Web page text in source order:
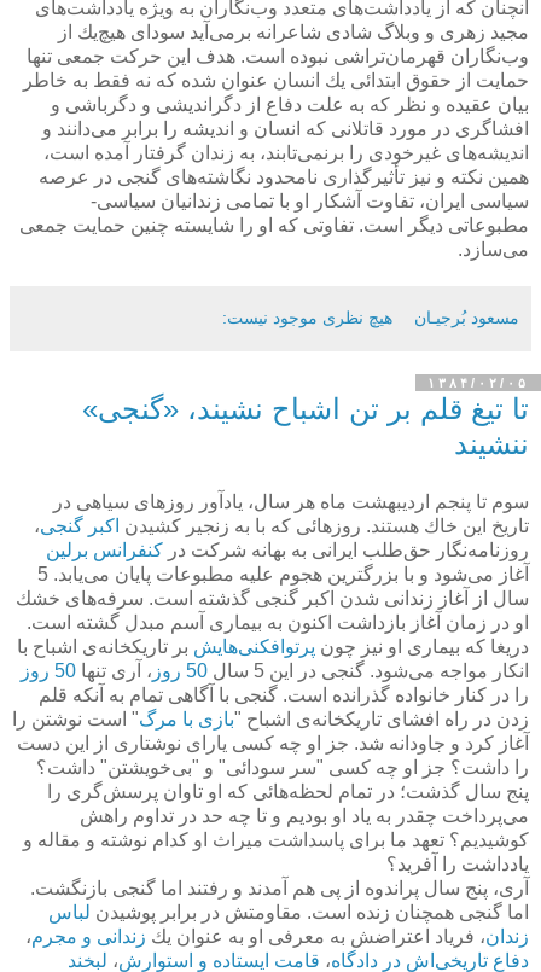
آنچنان كه از یادداشت‌های متعدد وب‌نگاران به ویژه یادداشت‌های
مجید زهری و وبلاگ شادی شاعرانه برمی‌آید سودای هیچ‌یك از
وب‌نگاران قهرمان‌تراشی نبوده است. هدف این حركت جمعی تنها
حمایت از حقوق ابتدائی یك انسان عنوان شده كه نه فقط به خاطر
بیان عقیده و نظر كه به علت دفاع از دگراندیشی و دگرباشی و
افشاگری در مورد قاتلانی كه انسان و اندیشه را برابر می‌دانند و
اندیشه‌های غیرخودی را برنمی‌تابند، به زندان گرفتار آمده است،
همین نكته و نیز تأثیرگذاری نامحدود نگاشته‌های گنجی در عرصه
سیاسی ایران، تفاوت آشكار او با تمامی زندانیان سیاسی-
مطبوعاتی دیگر است. تفاوتی كه او را شایسته چنین حمایت جمعی
می‌سازد.
مسعود بُرجيـان هیچ نظری موجود نیست:
۱۳۸۴/۰۲/۰۵
تا تیغ قلم بر تن اشباح نشیند، «گنجی»
ننشیند
سوم تا پنجم اردیبهشت ماه هر سال، یادآور روزهای سیاهی در
تاریخ این خاك هستند. روزهائی كه با به زنجیر كشیدن اكبر گنجی،
روزنامه‌نگار حق‌طلب ایرانی به بهانه شركت در كنفرانس برلین
آغاز می‌شود و با بزرگترین هجوم علیه مطبوعات پایان می‌یابد. 5
سال از آغاز زندانی شدن اكبر گنجی گذشته است. سرفه‌های خشك
او در زمان آغاز بازداشت اكنون به بیماری آسم مبدل گشته است.
دریغا كه بیماری او نیز چون پرتوافكنی‌هایش بر تاریكخانه‌ی اشباح با
انكار مواجه می‌شود. گنجی در این 5 سال
50 روز ، آری تنها 50 روز
را در كنار خانواده گذرانده است. گنجی با آگاهی تمام به آنكه قلم
زدن در راه افشای تاریكخانه‌ی اشباح "بازی با مرگ" است نوشتن را
آغاز كرد و جاودانه شد. جز او چه كسی یارای نوشتاری از این دست
را داشت؟ جز او چه كسی "سر سودائی" و "بی‌خویشتن" داشت؟
پنج سال گذشت؛ در تمام لحظه‌هائی كه او تاوان پرسش‌گری را
می‌پرداخت چقدر به یاد او بودیم و تا چه حد در تداوم راهش
كوشیدیم؟ تعهد ما برای پاسداشت میراث او كدام نوشته و مقاله و
یادداشت را آفرید؟
آری، پنج سال پراندوه از پی هم آمدند و رفتند اما گنجی بازنگشت.
اما گنجی همچنان زنده است. مقاومتش در برابر پوشیدن لباس
زندان، فریاد اعتراضش به معرفی او به عنوان یك زندانی و مجرم،
دفاع تاریخی‌اش در دادگاه، قامت ایستاده و استوارش، لبخند